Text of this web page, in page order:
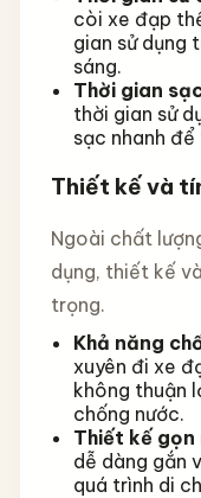
còi xe đạp
gian sử dụng
sáng.
Thời gian
thời gian sử
sạc nhanh
Thiết kế và
Ngoài chất
dụng, thiết kế
trọng.
Khả năng
xuyên đi xe
không thuận
chống nước.
Thiết kế gọn
dễ dàng gắn
quá trình di